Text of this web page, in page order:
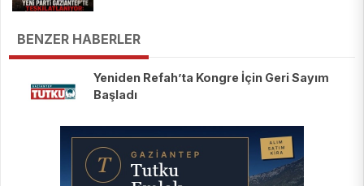
BENZER HABERLER
Yeniden Refah’ta Kongre İçin Geri Sayım
Başladı